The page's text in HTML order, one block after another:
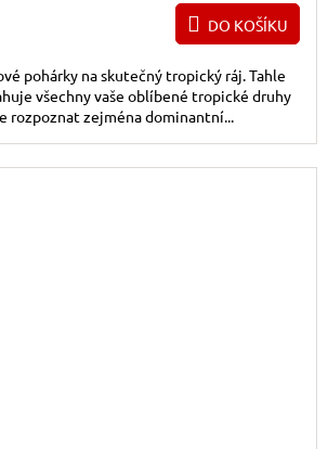
DO KOŠÍKU
pohárky na skutečný tropický ráj. Tahle
všechny vaše oblíbené tropické druhy
rozpoznat zejména dominantní...